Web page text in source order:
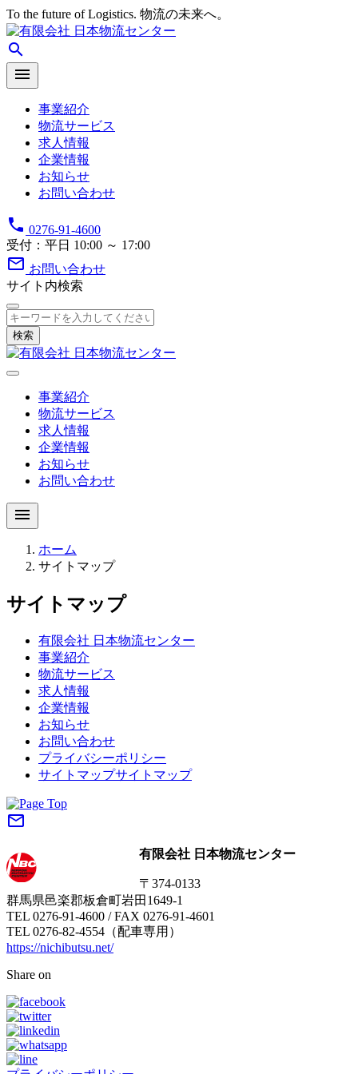
To the future of Logistics. 物流の未来へ。
search
menu
事業紹介
物流サービス
求人情報
企業情報
お知らせ
お問い合わせ
phone 0276-91-4600
受付：平日 10:00 ～ 17:00
mail_outline お問い合わせ
サイト内検索
検索
事業紹介
物流サービス
求人情報
企業情報
お知らせ
お問い合わせ
menu
ホーム
サイトマップ
サイトマップ
有限会社 日本物流センター
事業紹介
物流サービス
求人情報
企業情報
お知らせ
お問い合わせ
プライバシーポリシー
サイトマップサイトマップ
mail_outline
有限会社 日本物流センター
〒374-0133
群馬県邑楽郡板倉町岩田1649-1
TEL 0276-91-4600 / FAX 0276-91-4601
TEL 0276-82-4554（配車専用）
https://nichibutsu.net/
Share on